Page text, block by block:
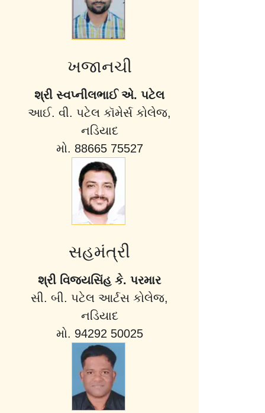
ખજાનચી
શ્રી સ્વપ્નીલભાઈ એ. પટેલ
આઈ. વી. પટેલ કૉમેર્સ કોલેજ,
નડિયાદ
મો. 88665 75527
સહમંત્રી
શ્રી વિજયસિંહ કે. પરમાર
સી. બી. પટેલ આર્ટસ કોલેજ,
નડિયાદ
મો. 94292 50025